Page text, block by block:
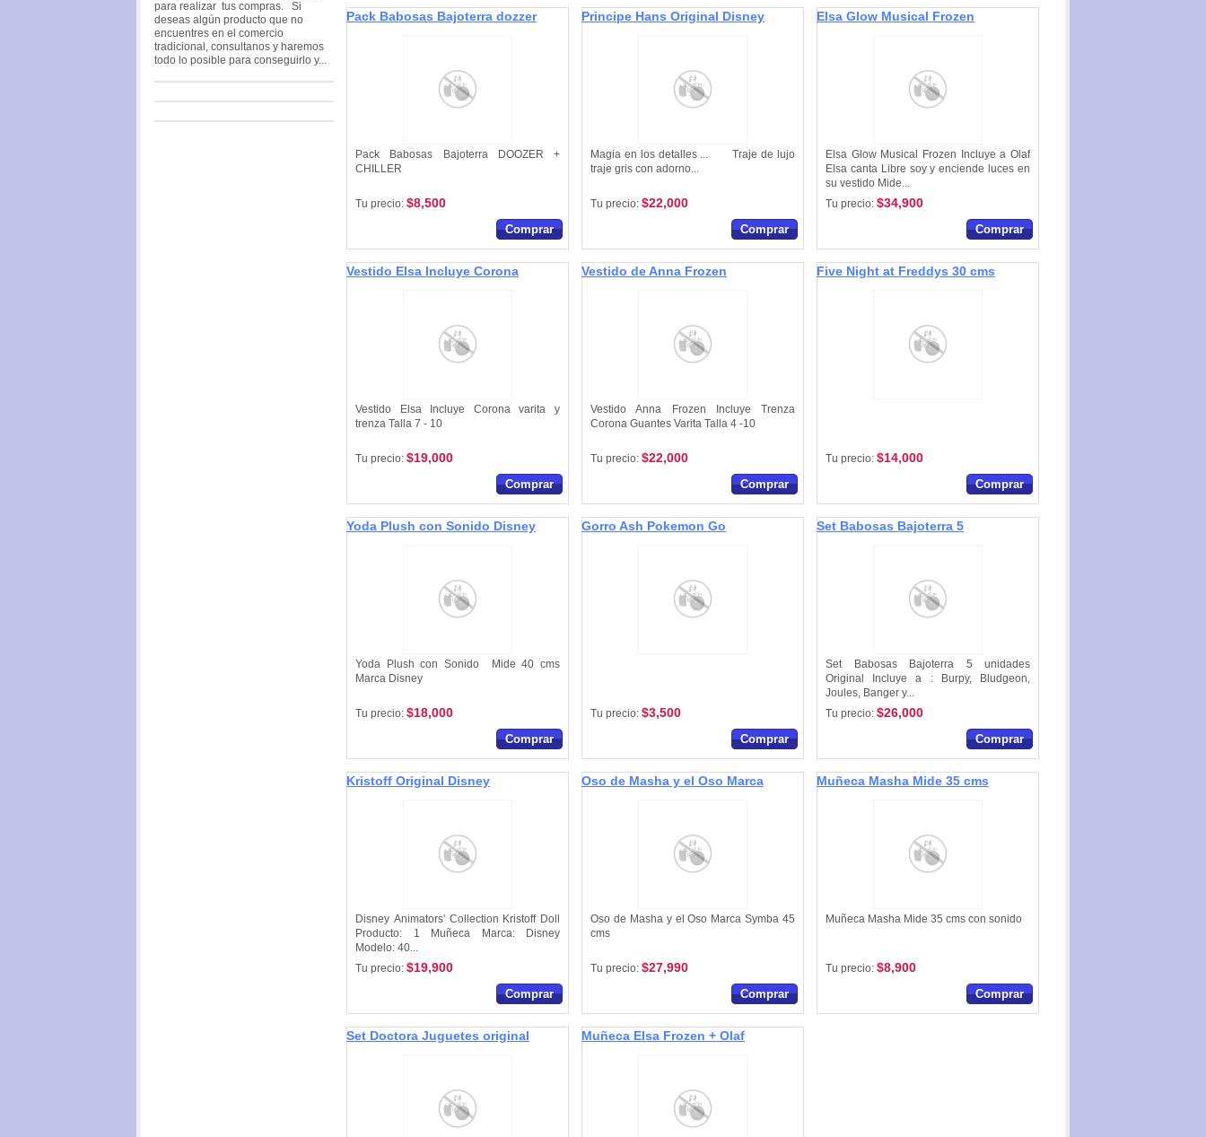
Pack Babosas Bajoterra dozzer
Pack Babosas Bajoterra DOOZER +
CHILLER
Tu precio: $8,500
Comprar
Principe Hans Original Disney
Magia en los detalles ... Traje de lujo
traje gris con adorno...
Tu precio: $22,000
Comprar
Elsa Glow Musical Frozen
Elsa Glow Musical Frozen Incluye a Olaf
Elsa canta Libre soy y enciende luces en
su vestido Mide...
Tu precio: $34,900
Comprar
Vestido Elsa Incluye Corona
Vestido Elsa Incluye Corona varita y
trenza Talla 7 - 10
Tu precio: $19,000
Comprar
Vestido de Anna Frozen
Vestido Anna Frozen Incluye Trenza
Corona Guantes Varita Talla 4 -10
Tu precio: $22,000
Comprar
Five Night at Freddys 30 cms
Tu precio: $14,000
Comprar
Yoda Plush con Sonido Disney
Yoda Plush con Sonido Mide 40 cms
Marca Disney
Tu precio: $18,000
Comprar
Gorro Ash Pokemon Go
Tu precio: $3,500
Comprar
Set Babosas Bajoterra 5
Set Babosas Bajoterra 5 unidades
Original Incluye a : Burpy, Bludgeon,
Joules, Banger y...
Tu precio: $26,000
Comprar
Kristoff Original Disney
Disney Animators' Collection Kristoff Doll
Producto: 1 Muñeca Marca: Disney
Modelo: 40...
Tu precio: $19,900
Comprar
Oso de Masha y el Oso Marca
Oso de Masha y el Oso Marca Symba 45
cms
Tu precio: $27,990
Comprar
Muñeca Masha Mide 35 cms
Muñeca Masha Mide 35 cms con sonido
Tu precio: $8,900
Comprar
Set Doctora Juguetes original
Muñeca Elsa Frozen + Olaf
para realizar tus compras. Si
deseas algún producto que no
encuentres en el comercio
tradicional, consultanos y haremos
todo lo posible para conseguirlo y...